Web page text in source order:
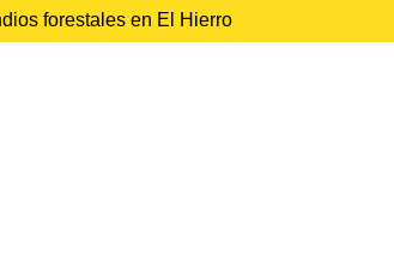
forestales en El Hierro